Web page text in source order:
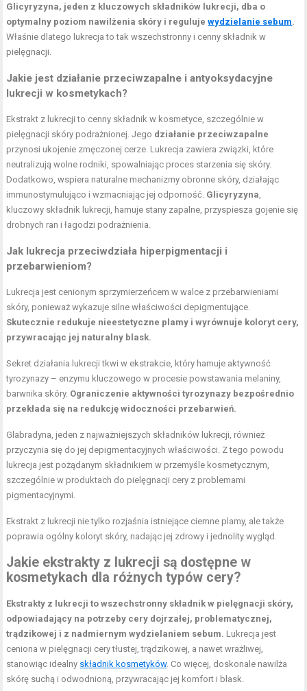
Glicyryzyna, jeden z kluczowych składników lukrecji, dba o
optymalny poziom nawilżenia skóry i regulujewydzielanie sebum.
Właśnie dlatego lukrecja to tak wszechstronny i cenny składnik w
pielęgnacji.
Jakie jest działanie przeciwzapalne i antyoksydacyjne
lukrecji w kosmetykach?
Ekstrakt z lukrecji to cenny składnik w kosmetyce, szczególnie w
pielęgnacji skóry podrażnionej. Jego działanie przeciwzapalne
przynosi ukojenie zmęczonej cerze. Lukrecja zawiera związki, które
neutralizują wolne rodniki, spowalniając proces starzenia się skóry.
Dodatkowo, wspiera naturalne mechanizmy obronne skóry, działając
immunostymulująco i wzmacniając jej odporność. Glicyryzyna
kluczowy składnik lukrecji, hamuje stany zapalne, przyspiesza gojenie się
drobnych ran i łagodzi podrażnienia.
Jak lukrecja przeciwdziała hiperpigmentacji i
przebarwieniom?
Lukrecja jest cenionym sprzymierzeńcem w walce z przebarwieniami
skóry, ponieważ wykazuje silne właściwości depigmentujące.
Skutecznie redukuje nieestetyczne plamy i wyrównuje koloryt cery,
przywracając jej naturalny blask.
Sekret działania lukrecji tkwi w ekstrakcie, który hamuje aktywność
tyrozynazy – enzymu kluczowego w procesie powstawania melaniny,
barwnika skóry. Ograniczenie aktywności tyrozynazy bezpośrednio
przekłada się na redukcję widoczności przebarwień.
Glabradyna, jeden z najważniejszych składników lukrecji, również
przyczynia się do jej depigmentacyjnych właściwości. Z tego powodu
lukrecja jest pożądanym składnikiem w przemyśle kosmetycznym,
szczególnie w produktach do pielęgnacji cery z problemami
pigmentacyjnymi.
Ekstrakt z lukrecji nie tylko rozjaśnia istniejące ciemne plamy, ale także
poprawia ogólny koloryt skóry, nadając jej zdrowy i jednolity wygląd.
Jakie ekstrakty z lukrecji są dostępne w
kosmetykach dla różnych typów cery?
Ekstrakty z lukrecji to wszechstronny składnik w pielęgnacji skóry,
odpowiadający na potrzeby cery dojrzałej, problematycznej,
trądzikowej i z nadmiernym wydzielaniem sebum. Lukrecja jest
ceniona w pielęgnacji cery tłustej, trądzikowej, a nawet wrażliwej,
stanowiąc idealny składnik kosmetyków. Co więcej, doskonale nawilża
skórę suchą i odwodnioną, przywracając jej komfort i blask.